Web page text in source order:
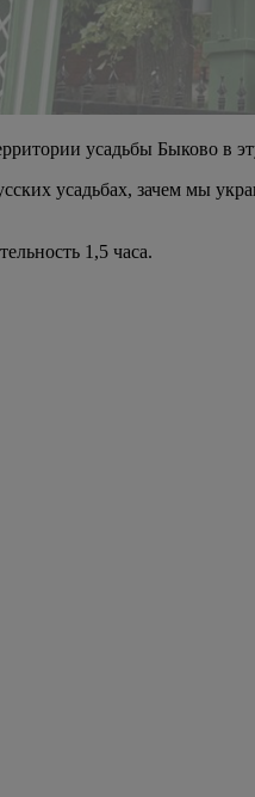
усадьбы Быково в
усадьбах, зачем мы
1,5 часа.